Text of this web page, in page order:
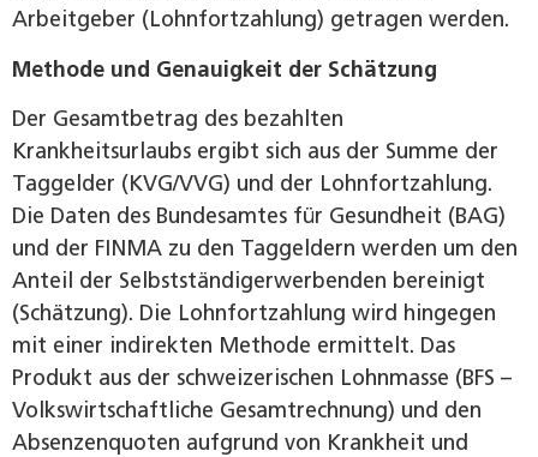
Arbeitgeber (Lohnfortzahlung) getragen werden.
Methode und Genauigkeit der Schätzung
Der Gesamtbetrag des bezahlten
Krankheitsurlaubs ergibt sich aus der Summe der
Taggelder (KVG/VVG) und der Lohnfortzahlung.
Die Daten des Bundesamtes für Gesundheit (BAG)
und der FINMA zu den Taggeldern werden um den
Anteil der Selbstständigerwerbenden bereinigt
(Schätzung). Die Lohnfortzahlung wird hingegen
mit einer indirekten Methode ermittelt. Das
Produkt aus der schweizerischen Lohnmasse (BFS –
Volkswirtschaftliche Gesamtrechnung) und den
Absenzenquoten aufgrund von Krankheit und